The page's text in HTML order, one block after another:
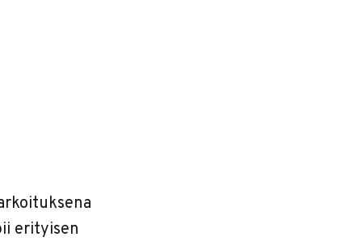
erityisen